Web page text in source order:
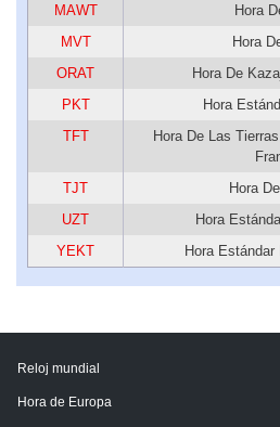
MAWT
Hora
MVT
Hora
ORAT
Hora De
PKT
Hora
TFT
Hora De Las
TJT
Hora
UZT
Hora
YEKT
Hora
Reloj mundial
Hora de Europa